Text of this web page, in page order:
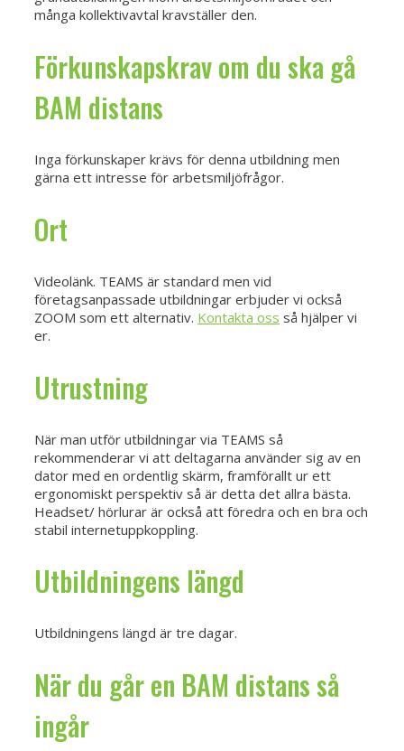
många kollektivavtal kravställer den.
Förkunskapskrav om du ska gå
BAM distans
Inga förkunskaper krävs för denna utbildning men
gärna ett intresse för arbetsmiljöfrågor.
Ort
Videolänk. TEAMS är standard men vid
företagsanpassade utbildningar erbjuder vi också
ZOOM som ett alternativ. Kontakta oss så hjälper vi
er.
Utrustning
När man utför utbildningar via TEAMS så
rekommenderar vi att deltagarna använder sig av en
dator med en ordentlig skärm, framförallt ur ett
ergonomiskt perspektiv så är detta det allra bästa.
Headset/ hörlurar är också att föredra och en bra och
stabil internetuppkoppling.
Utbildningens längd
Utbildningens längd är tre dagar.
När du går en BAM distans så
ingår